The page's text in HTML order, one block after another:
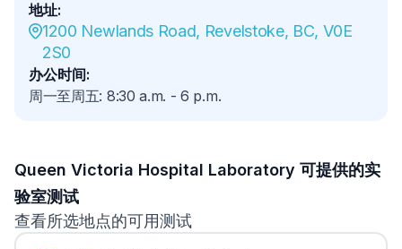
地址:
1200 Newlands Road, Revelstoke, BC, V0E
2S0
办公时间:
周一至周五: 8:30 a.m. -6 p.m.
Queen Victoria Hospital Laboratory 可提供的实
验室测试
查看所选地点的可用测试